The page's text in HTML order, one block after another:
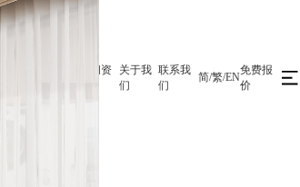
新闻资
关于我
们
联系我
们
简/繁/EN
免费报
价